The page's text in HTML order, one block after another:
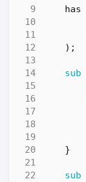
has
);
sub
}
sub